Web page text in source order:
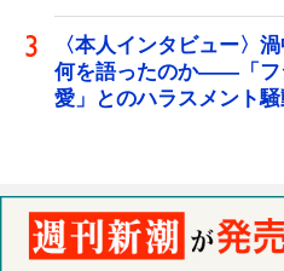
〈本人インタビュー〉
何を語ったのか――「フ
愛」とのハラスメント